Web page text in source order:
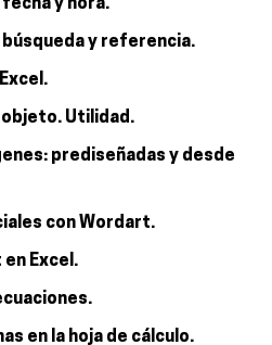
y hora.
búsqueda y referencia.
Utilidad.
prediseñadas y desde
con Wordart.
Excel.
en la hoja de cálculo.